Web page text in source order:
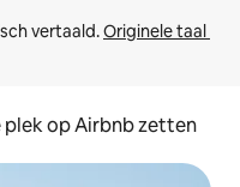
vertaald. Originele taal
plek op Airbnb zetten